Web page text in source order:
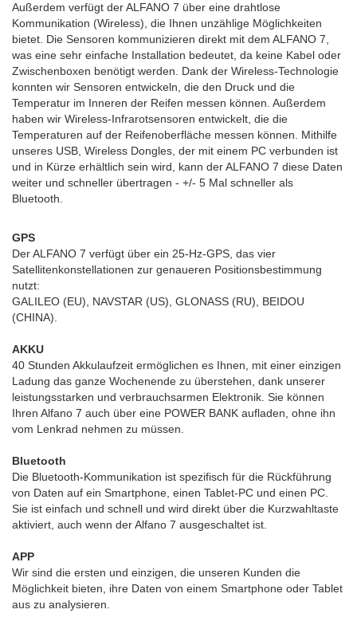
Außerdem verfügt der ALFANO 7 über eine drahtlose
Kommunikation (Wireless), die Ihnen unzählige Möglichkeiten
bietet. Die Sensoren kommunizieren direkt mit dem ALFANO 7,
was eine sehr einfache Installation bedeutet, da keine Kabel oder
Zwischenboxen benötigt werden. Dank der Wireless-Technologie
konnten wir Sensoren entwickeln, die den Druck und die
Temperatur im Inneren der Reifen messen können. Außerdem
haben wir Wireless-Infrarotsensoren entwickelt, die die
Temperaturen auf der Reifenoberfläche messen können. Mithilfe
unseres USB, Wireless Dongles, der mit einem PC verbunden ist
und in Kürze erhältlich sein wird, kann der ALFANO 7 diese Daten
weiter und schneller übertragen - +/- 5 Mal schneller als
Bluetooth.
GPS
Der ALFANO 7 verfügt über ein 25-Hz-GPS, das vier
Satellitenkonstellationen zur genaueren Positionsbestimmung
nutzt:
GALILEO (EU), NAVSTAR (US), GLONASS (RU), BEIDOU
(CHINA).
AKKU
40 Stunden Akkulaufzeit ermöglichen es Ihnen, mit einer einzigen
Ladung das ganze Wochenende zu überstehen, dank unserer
leistungsstarken und verbrauchsarmen Elektronik. Sie können
Ihren Alfano 7 auch über eine POWER BANK aufladen, ohne ihn
vom Lenkrad nehmen zu müssen.
Bluetooth
Die Bluetooth-Kommunikation ist spezifisch für die Rückführung
von Daten auf ein Smartphone, einen Tablet-PC und einen PC.
Sie ist einfach und schnell und wird direkt über die Kurzwahltaste
aktiviert, auch wenn der Alfano 7 ausgeschaltet ist.
APP
Wir sind die ersten und einzigen, die unseren Kunden die
Möglichkeit bieten, ihre Daten von einem Smartphone oder Tablet
aus zu analysieren.